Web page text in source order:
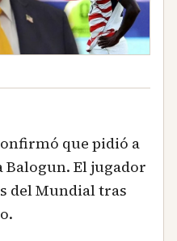
que pidió a
Balogun. El jugador
del Mundial tras